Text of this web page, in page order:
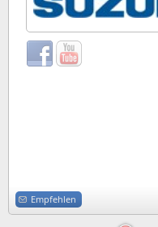
Empfehlen